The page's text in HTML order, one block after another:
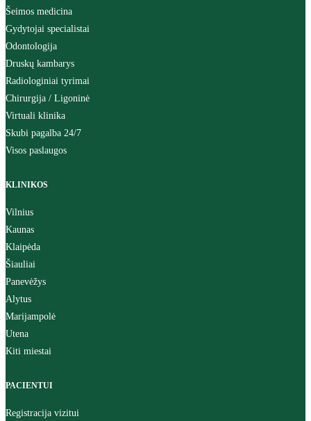
Šeimos medicina
Gydytojai specialistai
Odontologija
Druskų kambarys
Radiologiniai tyrimai
Chirurgija / Ligoninė
Virtuali klinika
Skubi pagalba 24/7
Visos paslaugos
KLINIKOS
Vilnius
Kaunas
Klaipėda
Šiauliai
Panevėžys
Alytus
Marijampolė
Utena
Kiti miestai
PACIENTUI
Registracija vizitui